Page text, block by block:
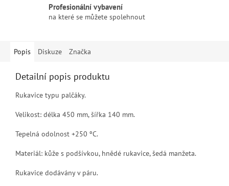
Profesionální vybavení
na které se můžete spolehnout
Popis Diskuze Značka
Detailní popis produktu
Rukavice typu palčáky.
Velikost: délka 450 mm, šířka 140 mm.
Tepelná odolnost +250 ºC.
Materiál: kůže s podšívkou, hnědé rukavice, šedá manžeta.
Rukavice dodávány v páru.